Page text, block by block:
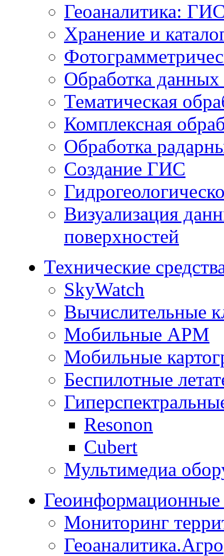
Геоаналитика:
Хранение и
Обработка
Тематическая
Комплексная
Обработка
Создание ГИС
Визуализация
поверхностей
Технические
SkyWatch
Вычислительные
Мобильные АРМ
Мобильные
Беспилотные
Resonon
Cubert
Мультимедиа
Геоинформационные
Мониторинг
Геоаналитика.Агро